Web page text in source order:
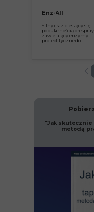
Enz-All
Silny oraz cieszący się
popularnością prespray,
zawierający enzymy
proteolityczne do...
"Jak skutecznie
metodą